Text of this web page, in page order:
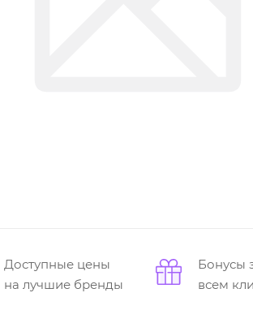
Доступные цены
на лучшие бренды
Бонусы
всем